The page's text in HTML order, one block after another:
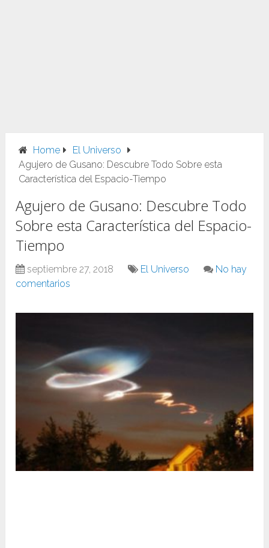
Home
El Universo
Agujero de Gusano: Descubre Todo Sobre esta
Característica del Espacio-Tiempo
Agujero de Gusano: Descubre Todo
Sobre esta Característica del Espacio-
Tiempo
septiembre 27, 2018 El Universo
No hay
comentarios